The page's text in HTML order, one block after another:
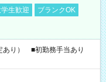
学生歓迎
ブランクOK
あり） ■初勤務手当あり